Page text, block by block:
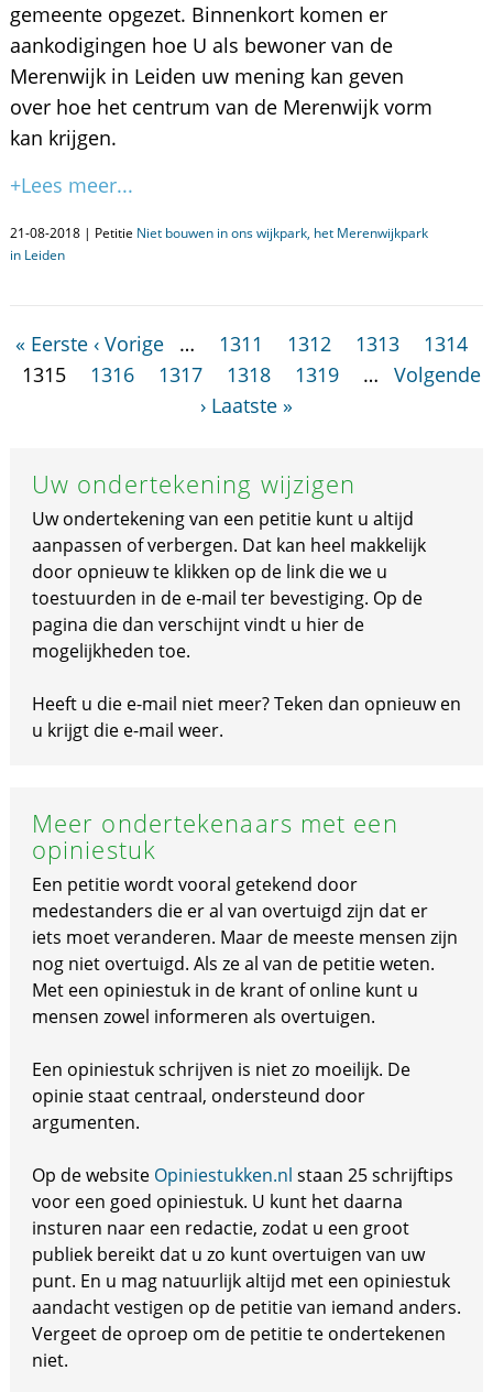
gemeente opgezet. Binnenkort komen er
aankodigingen hoe U als bewoner van de
Merenwijk in Leiden uw mening kan geven
over hoe het centrum van de Merenwijk vorm
kan krijgen.
+Lees meer...
21-08-2018 | Petitie Niet bouwen in ons wijkpark, het Merenwijkpark
in Leiden
« Eerste ‹ Vorige … 1311 1312 1313
1314
1315
1316 1317 1318 1319 …
Volgende
› Laatste »
Uw ondertekening wijzigen
Uw ondertekening van een petitie kunt u altijd
aanpassen of verbergen. Dat kan heel makkelijk
door opnieuw te klikken op de link die we u
toestuurden in de e-mail ter bevestiging. Op de
pagina die dan verschijnt vindt u hier de
mogelijkheden toe.
Heeft u die e-mail niet meer? Teken dan opnieuw en
u krijgt die e-mail weer.
Meer ondertekenaars met een
opiniestuk
Een petitie wordt vooral getekend door
medestanders die er al van overtuigd zijn dat er
iets moet veranderen. Maar de meeste mensen zijn
nog niet overtuigd. Als ze al van de petitie weten.
Met een opiniestuk in de krant of online kunt u
mensen zowel informeren als overtuigen.
Een opiniestuk schrijven is niet zo moeilijk. De
opinie staat centraal, ondersteund door
argumenten.
Op de website Opiniestukken.nl staan 25 schrijftips
voor een goed opiniestuk. U kunt het daarna
insturen naar een redactie, zodat u een groot
publiek bereikt dat u zo kunt overtuigen van uw
punt. En u mag natuurlijk altijd met een opiniestuk
aandacht vestigen op de petitie van iemand anders.
Vergeet de oproep om de petitie te ondertekenen
niet.